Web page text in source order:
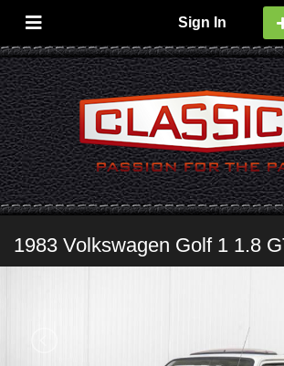
Sign In
1983 Volkswagen Golf 1 1.8